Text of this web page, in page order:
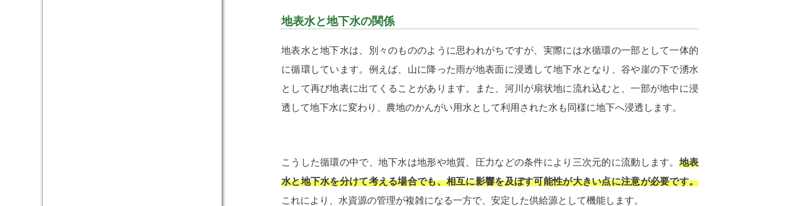
地表水と地下水の関係
地表水と地下水は、別々のもののように思われがちですが、実際には水循環の一部として一体的
に循環しています。例えば、山に降った雨が地表面に浸透して地下水となり、谷や崖の下で湧水
として再び地表に出てくることがあります。また、河川が扇状地に流れ込むと、一部が地中に浸
透して地下水に変わり、農地のかんがい用水として利用された水も同様に地下へ浸透します。
こうした循環の中で、地下水は地形や地質、圧力などの条件により三次元的に流動します。 地表
水と地下水を分けて考える場合でも、相互に影響を及ぼす可能性が大きい点に注意が必要です。
これにより、水資源の管理が複雑になる一方で、安定した供給源として機能します。